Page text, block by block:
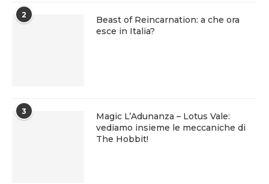
2
Beast of Reincarnation: a che ora
esce in Italia?
3
Magic L’Adunanza – Lotus Vale:
vediamo insieme le meccaniche di
The Hobbit!